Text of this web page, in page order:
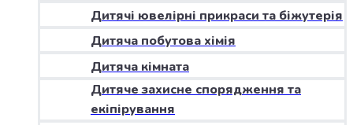
меди
Подарункові
набори
алкоголю
Продукти
Дитячі ювелірні прикраси та біжутерія
Дитяча побутова хімія
Дитяча кімната
Дитяче захисне спорядження та
екіпірування